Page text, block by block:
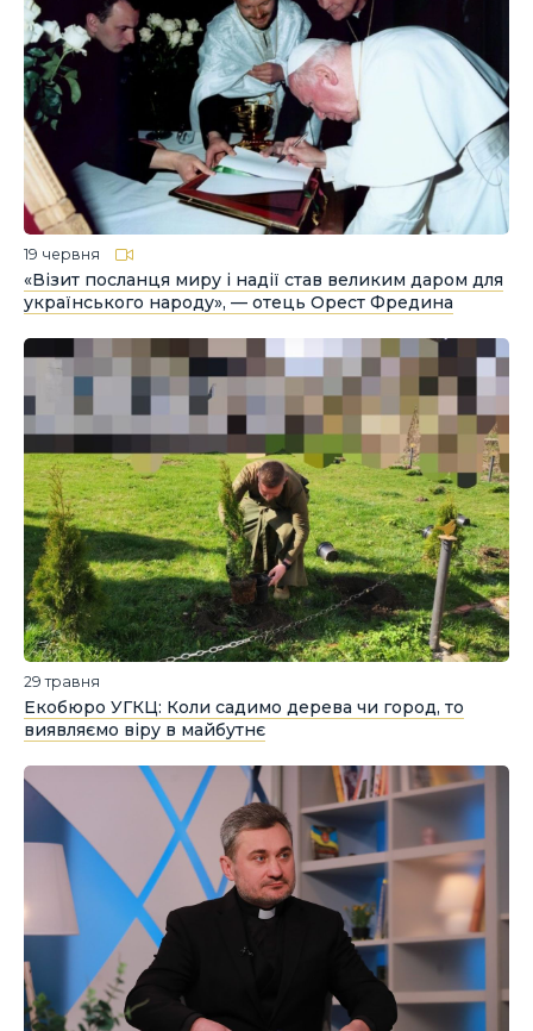
19 червня
«Візит посланця миру і надії став великим даром для
українського народу», — отець Орест Фредина
29 травня
Екобюро УГКЦ: Коли садимо дерева чи город, то
виявляємо віру в майбутнє